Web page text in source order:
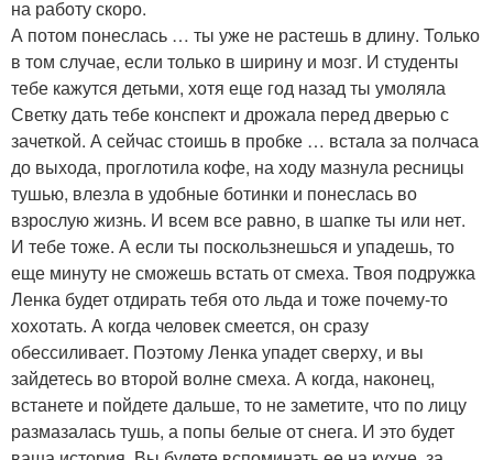
на работу скоро.
А потом понеслась … ты уже не растешь в длину. Только
в том случае, если только в ширину и мозг. И студенты
тебе кажутся детьми, хотя еще год назад ты умоляла
Светку дать тебе конспект и дрожала перед дверью с
зачеткой. А сейчас стоишь в пробке … встала за полчаса
до выхода, проглотила кофе, на ходу мазнула ресницы
тушью, влезла в удобные ботинки и понеслась во
взрослую жизнь. И всем все равно, в шапке ты или нет.
И тебе тоже. А если ты поскользнешься и упадешь, то
еще минуту не сможешь встать от смеха. Твоя подружка
Ленка будет отдирать тебя ото льда и тоже почему-то
хохотать. А когда человек смеется, он сразу
обессиливает. Поэтому Ленка упадет сверху, и вы
зайдетесь во второй волне смеха. А когда, наконец,
встанете и пойдете дальше, то не заметите, что по лицу
размазалась тушь, а попы белые от снега. И это будет